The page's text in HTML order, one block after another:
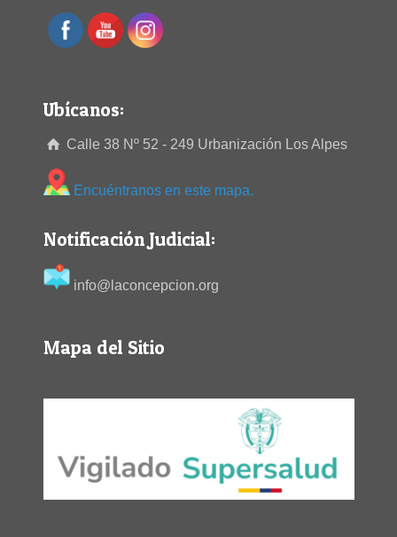
Ubícanos:
Calle 38 Nº 52 - 249 Urbanización Los Alpes
Encuéntranos en este mapa.
Notificación Judicial:
info@laconcepcion.org
Mapa del Sitio